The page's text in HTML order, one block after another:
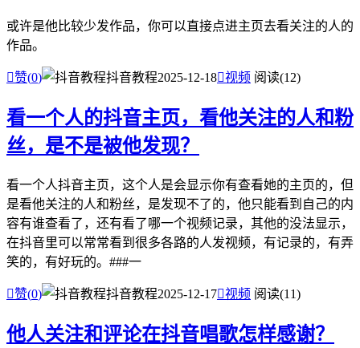
或许是他比较少发作品，你可以直接点进主页去看关注的人的
作品。
赞(0) 抖音教程2025-12-18视频 阅读(12)
看一个人的抖音主页，看他关注的人和粉
丝，是不是被他发现？
看一个人抖音主页，这个人是会显示你有查看她的主页的，但
是看他关注的人和粉丝，是发现不了的，他只能看到自己的内
容有谁查看了，还有看了哪一个视频记录，其他的没法显示，
在抖音里可以常常看到很多各路的人发视频，有记录的，有弄
笑的，有好玩的。###一
赞(0) 抖音教程2025-12-17视频 阅读(11)
他人关注和评论在抖音唱歌怎样感谢？